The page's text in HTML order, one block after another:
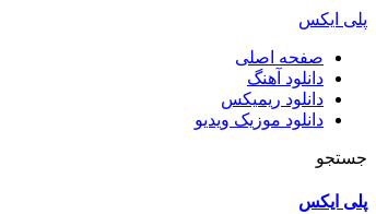
پلی ایکس
صفحه اصلی
دانلود آهنگ
دانلود ریمیکس
دانلود موزیک ویدیو
جستجو
پلی ایکس